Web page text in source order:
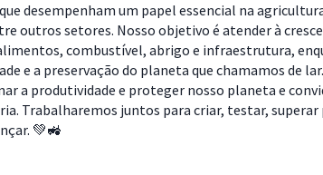
desempenham um papel essencial na
outros setores. Nosso objetivo é atender à
combustível, abrigo e infraestrutura,
e a preservação do planeta que chamamos de lar.
a produtividade e proteger nosso planeta e
Trabalharemos juntos para criar, testar, superar
💚🚜